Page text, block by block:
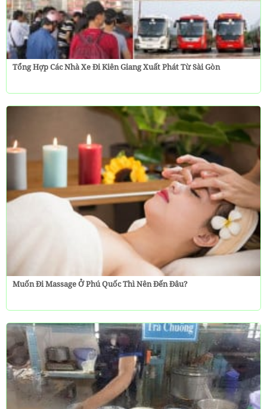
Tổng Hợp Các Nhà Xe Đi Kiên Giang Xuất Phát Từ Sài Gòn
Muốn Đi Massage Ở Phú Quốc Thì Nên Đến Đâu?